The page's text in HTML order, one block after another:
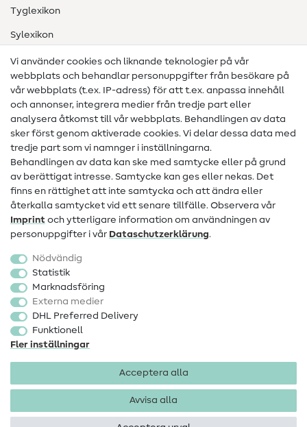
Tyglexikon
Sylexikon
Sömnadsinstruktioner
Hjälp & kontakt
Kontakt
Information om byte av operatör
FAQ
Ångerrätt
Populärt
Sytillbehör
Rea
Vi använder cookies och liknande teknologier på vår
webbplats och behandlar personuppgifter från besökare på
vår webbplats (t.ex. IP-adress) för att t.ex. anpassa innehåll
och annonser, integrera medier från tredje part eller
analysera åtkomst till vår webbplats. Behandlingen av data
sker först genom aktiverade cookies. Vi delar dessa data med
tredje part som vi namnger i inställningarna.
Behandlingen av data kan ske med samtycke eller på grund
av berättigat intresse. Samtycke kan ges eller nekas. Det
finns en rättighet att inte samtycka och att ändra eller
återkalla samtycket vid ett senare tillfälle. Observera vår
Imprint och ytterligare information om användningen av
personuppgifter i vår Data­schutz­erklärung.
Nödvändig
Statistik
Marknadsföring
Externa medier
DHL Preferred Delivery
Funktionell
Fler inställningar
Acceptera alla
Avvisa alla
Företagsinformation Dataskydd
Allmänna villkor